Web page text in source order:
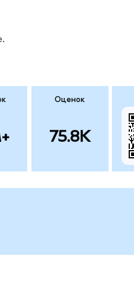
Оценок
75.8K